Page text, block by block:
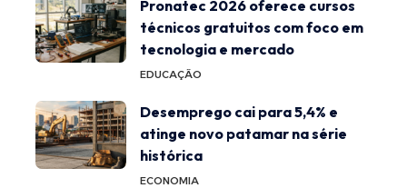
Pronatec 2026 oferece cursos
técnicos gratuitos com foco em
tecnologia e mercado
EDUCAÇÃO
Desemprego cai para 5,4% e
atinge novo patamar na série
histórica
ECONOMIA